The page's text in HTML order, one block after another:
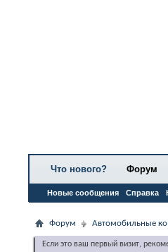
Что нового? Форум
Новые сообщения Справка
Форум Автомобильные
Если это ваш первый визит,